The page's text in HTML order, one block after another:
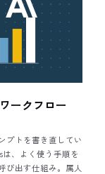
ークフロー
プトを書き直してい
は、よく使う手順を
び出す仕組み。属人